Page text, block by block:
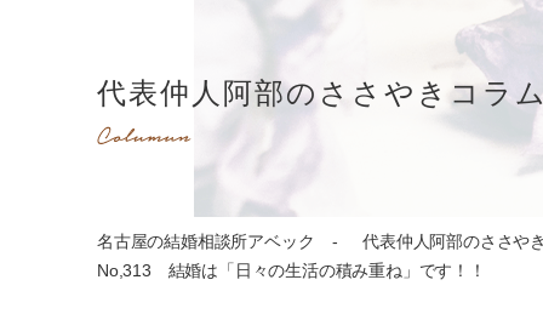
代表仲人阿部のささやきコラ
名古屋の結婚相談所アベック
代表仲人阿部のささや
No,313 結婚は「日々の生活の積み重ね」です！！